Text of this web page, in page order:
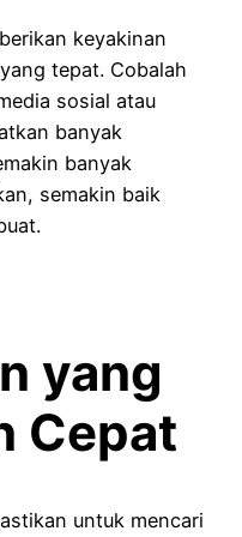
keyakinan
tepat. Cobalah
sosial atau
banyak
banyak
semakin baik
yang
Cepat
untuk mencari